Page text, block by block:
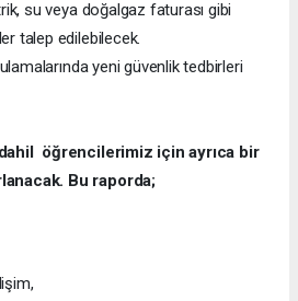
su veya doğalgaz faturası gibi
talep edilebilecek.
yeni güvenlik tedbirleri
dahil öğrencilerimiz için ayrıca bir
Bu raporda;